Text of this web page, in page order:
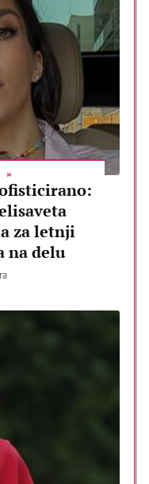
za letnji
na delu